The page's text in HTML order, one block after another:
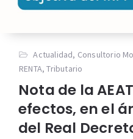
Actualidad, Consultorio
RENTA,Tributario
Nota de la
efectos, en el
del Real